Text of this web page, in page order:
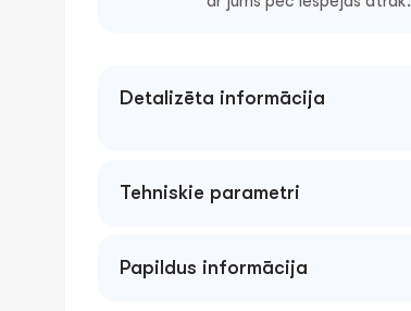
Detalizēta informācija
Tehniskie parametri
Papildus informācija